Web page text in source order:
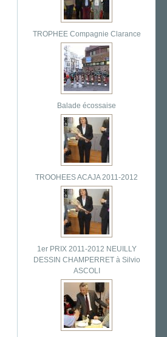
TROPHEE Compagnie Clarance
Balade écossaise
TROOHEES ACAJA 2011-2012
1er PRIX 2011-2012 NEUILLY
DESSIN CHAMPERRET à Silvio
ASCOLI